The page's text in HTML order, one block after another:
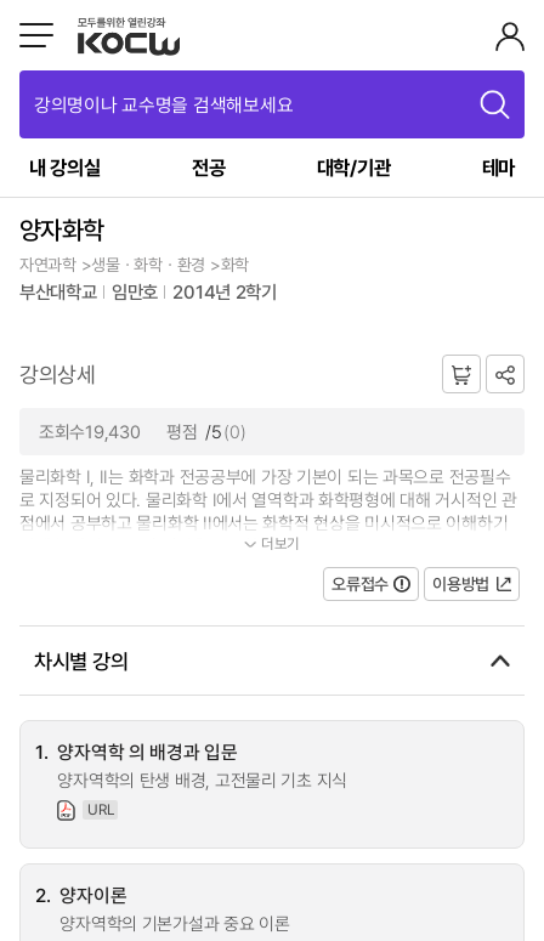
강의명이나 교수명을 검색해보세요
내 강의실 전공 대학/기관 테마
양자화학
자연과학 >생물ㆍ화학ㆍ환경 >화학
부산대학교 임만호 2014년 2학기
강의상세
조회수19,430 평점 /5(0)
물리화학 I, II는 화학과 전공공부에 가장 기본이 되는 과목으로 전공필수
로 지정되어 있다. 물리화학 I에서 열역학과 화학평형에 대해 거시적인 관
점에서 공부하고 물리화학 II에서는 화학적 현상을 미시적으로 이해하기
위해 분자의 구조 및 성질을 공부한...더보기
오류접수 이용방법
차시별 강의
1. 양자역학 의 배경과 입문
양자역학의 탄생 배경, 고전물리 기초 지식
URL
2. 양자이론
양자역학의 기본가설과 중요 이론